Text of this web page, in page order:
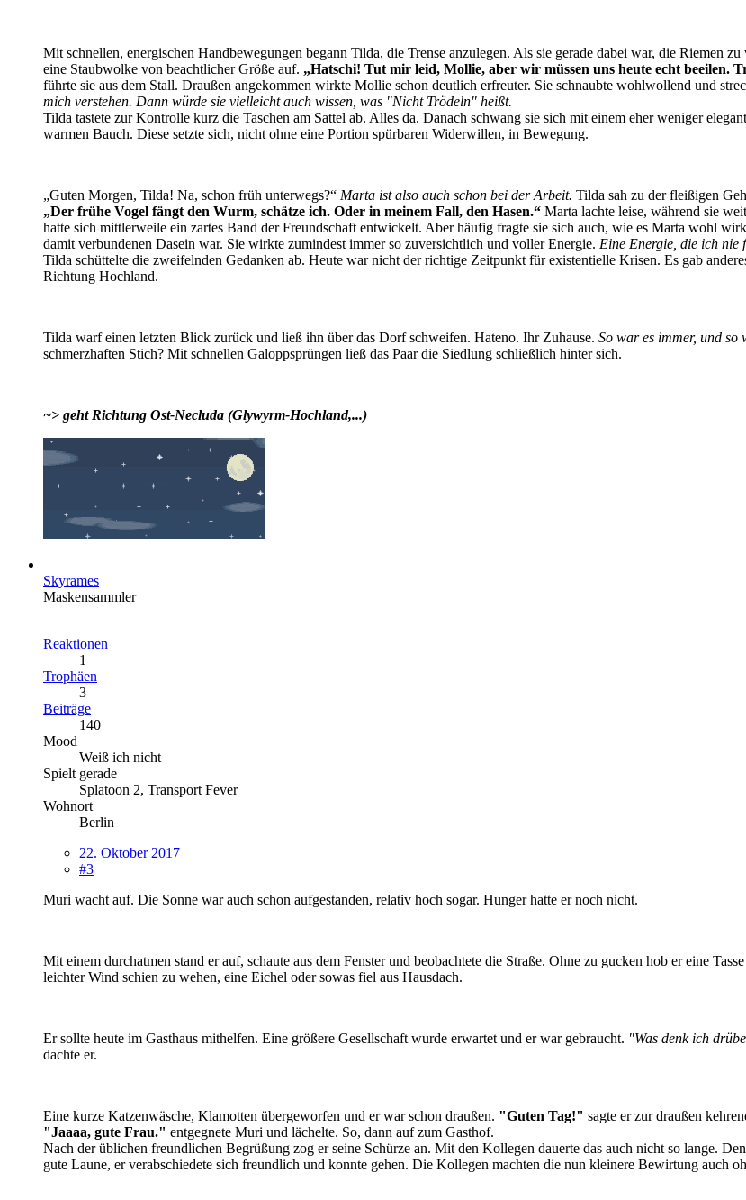
Mit schnellen, energischen Handbewegungen begann Tilda, die Trense anzulegen. Als sie gerade dabei war, die Riemen
eine Staubwolke von beachtlicher Größe auf. „Hatschi! Tut mir leid, Mollie, aber wir müssen uns heute echt beeilen.
führte sie aus dem Stall. Draußen angekommen wirkte Mollie schon deutlich erfreuter. Sie schnaubte wohlwollend und
mich verstehen. Dann würde sie vielleicht auch wissen, was "Nicht Trödeln" heißt.
Tilda tastete zur Kontrolle kurz die Taschen am Sattel ab. Alles da. Danach schwang sie sich mit einem eher weniger
warmen Bauch. Diese setzte sich, nicht ohne eine Portion spürbaren Widerwillen, in Bewegung.
„Guten Morgen, Tilda! Na, schon früh unterwegs?“ Marta ist also auch schon bei der Arbeit. Tilda sah zu der fleißigen
„Der frühe Vogel fängt den Wurm, schätze ich. Oder in meinem Fall, den Hasen.“ Marta lachte leise, während sie
hatte sich mittlerweile ein zartes Band der Freundschaft entwickelt. Aber häufig fragte sie sich auch, wie es Marta wohl
damit verbundenen Dasein war. Sie wirkte zumindest immer so zuversichtlich und voller Energie. Eine Energie, die ich nie
Tilda schüttelte die zweifelnden Gedanken ab. Heute war nicht der richtige Zeitpunkt für existentielle Krisen. Es gab
Richtung Hochland.
Tilda warf einen letzten Blick zurück und ließ ihn über das Dorf schweifen. Hateno. Ihr Zuhause. So war es immer, und so
schmerzhaften Stich? Mit schnellen Galoppsprüngen ließ das Paar die Siedlung schließlich hinter sich.
~> geht Richtung Ost-Necluda (Glywyrm-Hochland,...)
Skyrames
Maskensammler
Reaktionen
1
Trophäen
3
Beiträge
140
Mood
Weiß ich nicht
Spielt gerade
Splatoon 2, Transport Fever
Wohnort
Berlin
22. Oktober 2017
#3
Muri wacht auf. Die Sonne war auch schon aufgestanden, relativ hoch sogar. Hunger hatte er noch nicht.
Mit einem durchatmen stand er auf, schaute aus dem Fenster und beobachtete die Straße. Ohne zu gucken hob er eine
leichter Wind schien zu wehen, eine Eichel oder sowas fiel aus Hausdach.
Er sollte heute im Gasthaus mithelfen. Eine größere Gesellschaft wurde erwartet und er war gebraucht. "Was denk ich
dachte er.
Eine kurze Katzenwäsche, Klamotten übergeworfen und er war schon draußen. "Guten Tag!" sagte er zur draußen
"Jaaaa, gute Frau." entgegnete Muri und lächelte. So, dann auf zum Gasthof.
Nach der üblichen freundlichen Begrüßung zog er seine Schürze an. Mit den Kollegen dauerte das auch nicht so lange.
gute Laune, er verabschiedete sich freundlich und konnte gehen. Die Kollegen machten die nun kleinere Bewirtung auch